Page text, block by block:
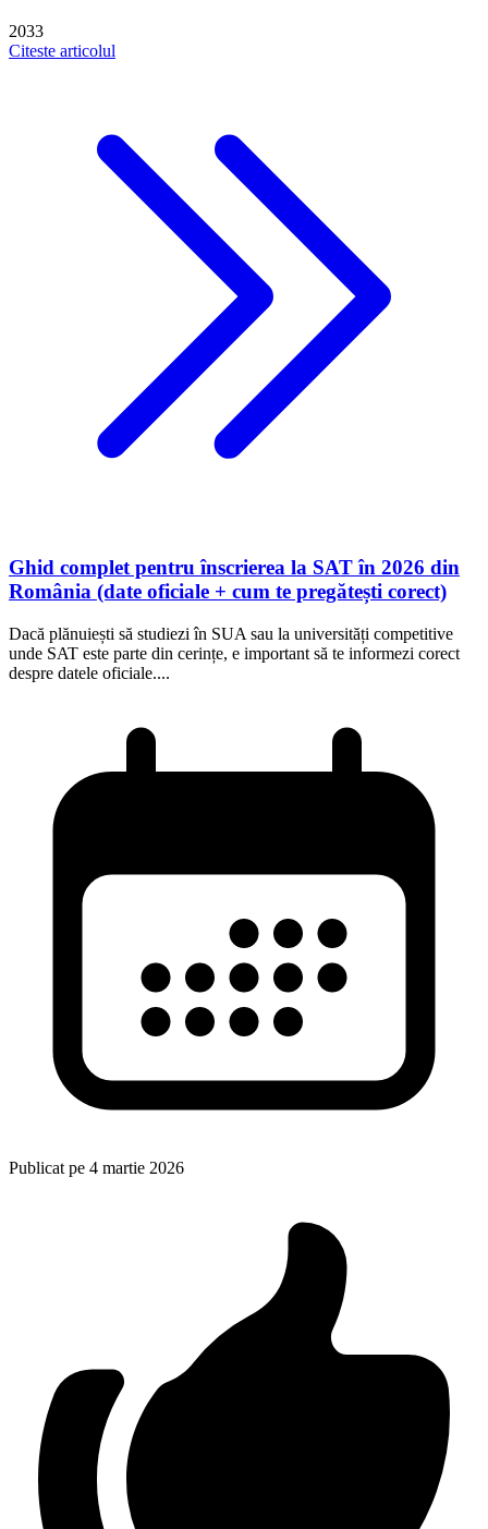
2033
Citeste articolul
Ghid complet pentru înscrierea la SAT în 2026 din
România (date oficiale + cum te pregătești corect)
Dacă plănuiești să studiezi în SUA sau la universități competitive
unde SAT este parte din cerințe, e important să te informezi corect
despre datele oficiale....
Publicat pe 4 martie 2026